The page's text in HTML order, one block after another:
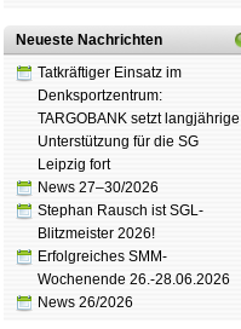
Neueste Nachrichten
Tatkräftiger Einsatz im
Denksportzentrum:
TARGOBANK setzt langjährige
Unterstützung für die SG
Leipzig fort
News 27–30/2026
Stephan Rausch ist SGL-
Blitzmeister 2026!
Erfolgreiches SMM-
Wochenende 26.-28.06.2026
News 26/2026